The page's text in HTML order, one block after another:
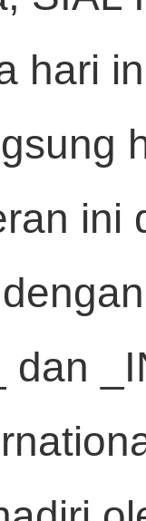
hari
ini
dan